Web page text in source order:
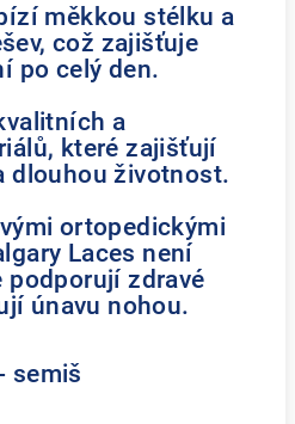
měkkou stélku a
což zajišťuje
po celý den.
a
které zajišťují
dlouhou životnost.
ortopedickými
Laces není
podporují zdravé
únavu nohou.
semiš